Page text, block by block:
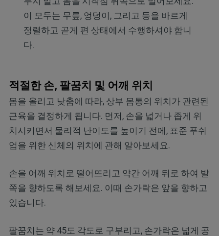
이 모두는 무릎, 엉덩이, 그리고 등을 바르게
정렬하고 곧게 편 상태에서 수행하셔야 합니
다.
적절한 손, 팔꿈치 및 어깨 위치
몸을 올리고 낮춤에 따라, 상부 몸통의 위치가 관련된
근육을 결정하게 됩니다. 먼저, 손을 넓거나 좁게 위
치시키면서 물리적 난이도를 높이기 전에, 표준 푸쉬
업을 위한 신체의 위치에 관해 알아보세요.
손을 어깨 위치로 떨어뜨리고 약간 어깨 뒤로 하여 발
쪽을 향하도록 해보세요. 이때 손가락은 앞을 향하고
있습니다.
팔꿈치는 약 45도 각도로 구부리고, 손가락은 넓게 공